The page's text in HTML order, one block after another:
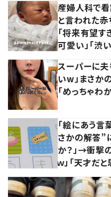
産婦人科で看
と言われた
「将来有望す
可愛い」「渋い
スーパーに夫
いw」まさか
「めっちゃわ
「絵にあう言
さかの解答”
か？」→衝撃
ｗ」「天才だと